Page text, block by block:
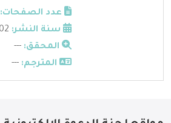
عدد الصفحات:
سنة النشر:
المحقق: ---
المترجم: ---